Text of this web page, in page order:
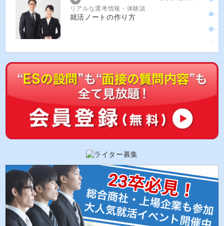
リアルな選考情報・体験談
就活ノートの作り方